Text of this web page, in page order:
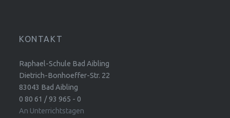
KONTAKT
Raphael-Schule Bad Aibling
Dietrich-Bonhoeffer-Str. 22
83043 Bad Aibling
0 80 61 / 93 965 - 0
An Unterrichtstagen